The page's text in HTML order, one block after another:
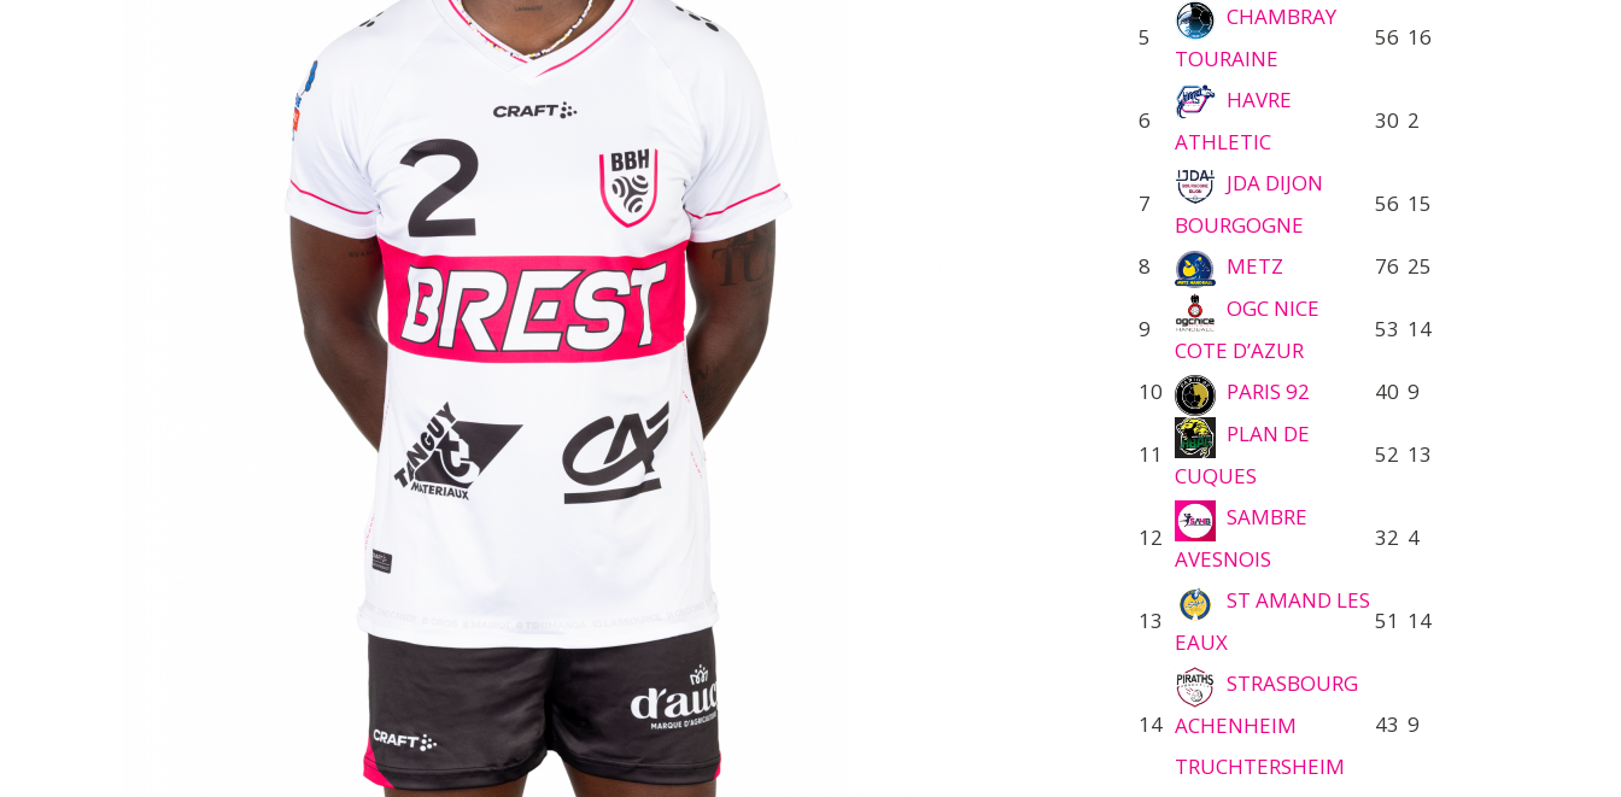
5
CHAMBRAY
TOURAINE
56 16
6
HAVRE
ATHLETIC
30 2
7
JDA DIJON
BOURGOGNE
56 15
8 METZ 76 25
9
OGC NICE
COTE D’AZUR
53 14
10 PARIS 92 40 9
11
PLAN DE
CUQUES
52 13
12
SAMBRE
AVESNOIS
32 4
13
ST AMAND LES
EAUX
51 14
14
STRASBOURG
ACHENHEIM
TRUCHTERSHEIM
43 9